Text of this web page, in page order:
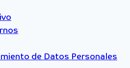
de Datos Personales